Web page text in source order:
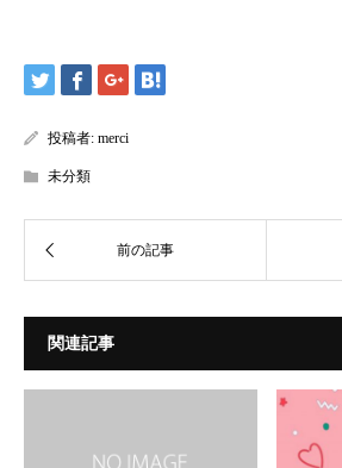
投稿者: merci
未分類
関連記事